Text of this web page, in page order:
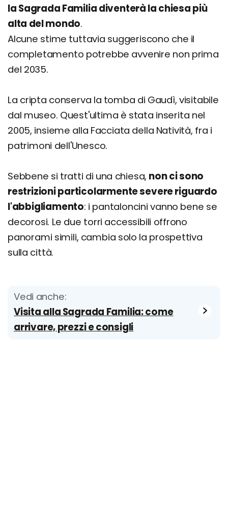
la Sagrada Familia diventerà la chiesa più
alta del mondo.
Alcune stime tuttavia suggeriscono che il
completamento potrebbe avvenire non prima
del 2035.
La cripta conserva la tomba di Gaudì, visitabile
dal museo. Quest'ultima è stata inserita nel
2005, insieme alla Facciata della Natività, fra i
patrimoni dell'Unesco.
Sebbene si tratti di una chiesa, non ci sono
restrizioni particolarmente severe riguardo
l'abbigliamento: i pantaloncini vanno bene se
decorosi. Le due torri accessibili offrono
panorami simili, cambia solo la prospettiva
sulla città.
Vedi anche:
Visita alla Sagrada Familia: come
arrivare, prezzi e consigli